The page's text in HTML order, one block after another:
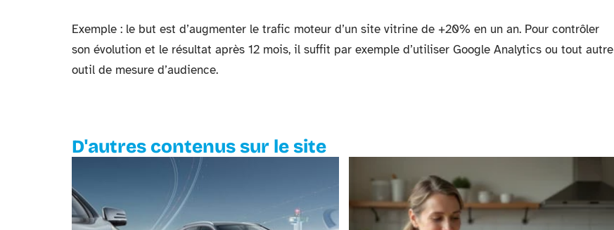
Exemple : le but est d’augmenter le trafic moteur d’un site vitrine de +20% en un an. Pour contrôler
son évolution et le résultat après 12 mois, il suffit par exemple d’utiliser Google Analytics ou tout autre
outil de mesure d’audience.
D'autres contenus sur le site